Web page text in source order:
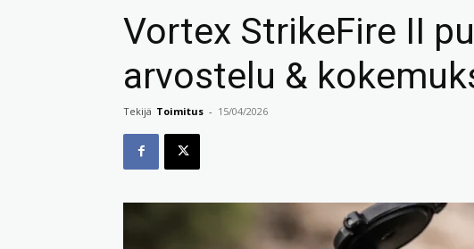
Vortex StrikeFire II
arvostelu &
Tekijä Toimitus - 15/04/2026